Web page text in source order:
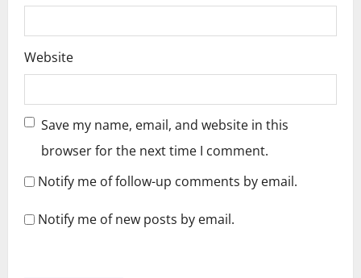
Website
Save my name, email, and website in this
browser for the next time I comment.
Notify me of follow-up comments by email.
Notify me of new posts by email.